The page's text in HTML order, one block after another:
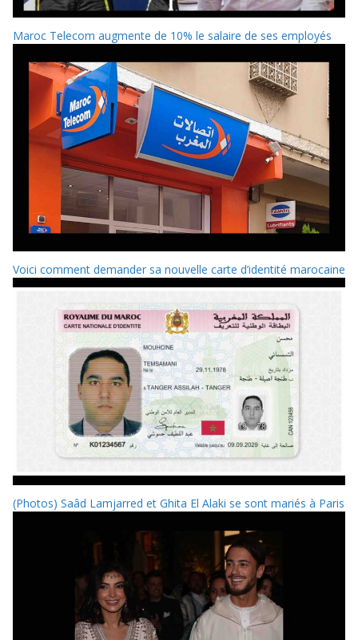
Maroc Telecom augmente de 10% le salaire de ses employés
Voici comment demander sa nouvelle carte d’identité marocaine
(Photos) Saâd Lamjarred et Ghita El Alaki se sont mariés à Paris